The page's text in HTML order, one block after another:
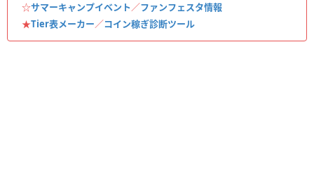
☆サマーキャンプイベント／ファンフェスタ情報
★Tier表メーカー／コイン稼ぎ診断ツール